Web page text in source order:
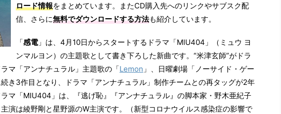
ロード情報をまとめています。またCD購入先へのリンクやサブスク配
信、さらに無料でダウンロードする方法も紹介しています。
「感電」は、4月10日からスタートするドラマ「MIU404」（ミュウ ヨ
ンマルヨン）の主題歌として書き下ろした新曲です。“米津玄師”がドラ
マ「アンナチュラル」主題歌の「Lemon 」、日曜劇場「ノーサイド・ゲー
続き3作目となり、ドラマ「アンナチュラル」制作チームとの再タッグが2年
マ「MIU404」は、『逃げ恥』『アンナチュラル』の脚本家・野木亜紀子
演は綾野剛と星野源のW主演です。（新型コロナウイルス感染症の影響で